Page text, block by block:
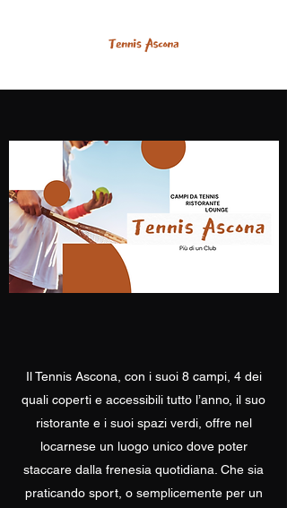
Il Tennis Ascona, con i suoi 8 campi, 4 dei
quali coperti e accessibili tutto l’anno, il suo
ristorante e i suoi spazi verdi, offre nel
locarnese un luogo unico dove poter
staccare dalla frenesia quotidiana. Che sia
praticando sport, o semplicemente per un